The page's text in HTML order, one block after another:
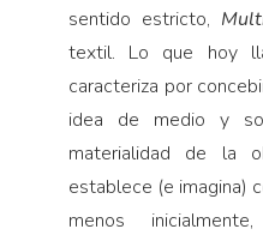
sentido estricto,
textil. Lo que hoy
caracteriza por
idea de medio y
materialidad de la
establece (e imagina)
menos